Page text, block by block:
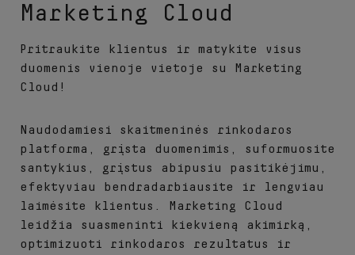
Marketing Cloud
Pritraukite klientus ir matykite visus
duomenis vienoje vietoje su Marketing
Cloud!
Naudodamiesi skaitmeninės rinkodaros
platforma, grįsta duomenimis, suformuosite
santykius, grįstus abipusiu pasitikėjimu,
efektyviau bendradarbiausite ir lengviau
laimėsite klientus. Marketing Cloud
leidžia suasmeninti kiekvieną akimirką,
optimizuoti rinkodaros rezultatus ir